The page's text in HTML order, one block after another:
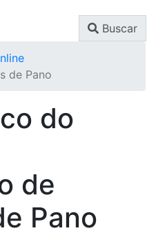
Buscar
de Pano
do
de
Pano